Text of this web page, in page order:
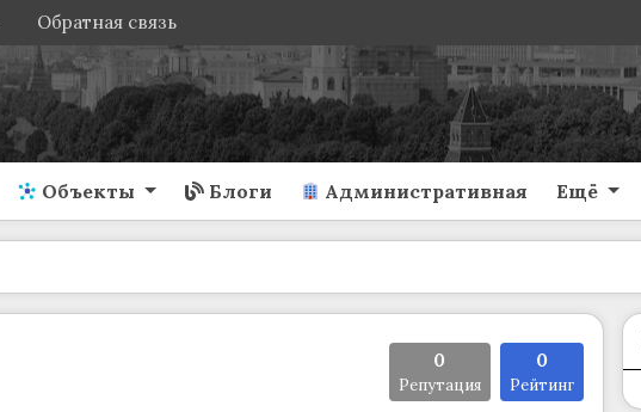
Обратная связь
Объекты Блоги Административная Ещё
0
Репутация
0
Рейтинг